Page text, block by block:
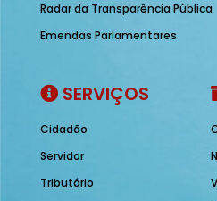
Radar da Transparência Pública
Emendas Parlamentares
SERVIÇOS
Cidadão
Servidor
Tributário